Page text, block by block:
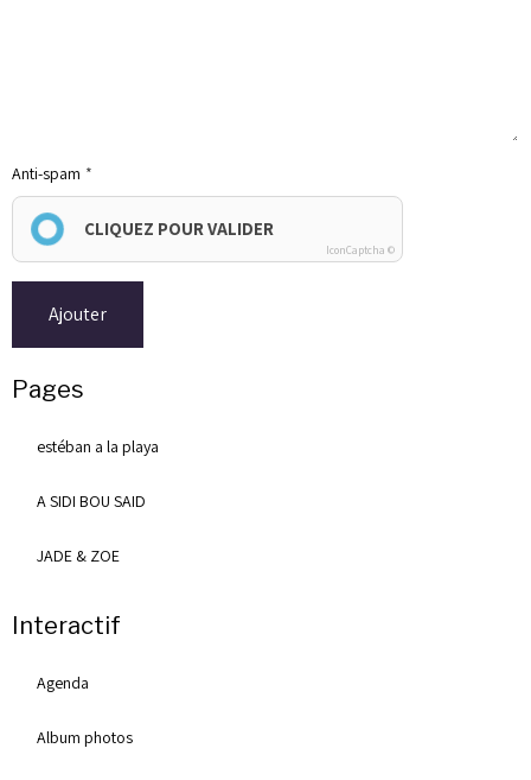
Anti-spam
CLIQUEZ POUR VALIDER
IconCaptcha ©
Ajouter
Pages
estéban a la playa
A SIDI BOU SAID
JADE & ZOE
Interactif
Agenda
Album photos